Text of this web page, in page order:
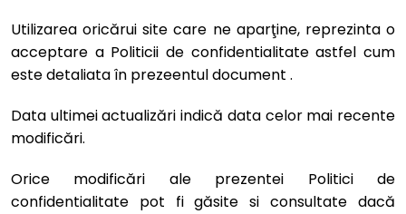
Utilizarea oricărui site care ne aparţine, reprezinta o
acceptare a Politicii de confidentialitate astfel cum
este detaliata în prezeentul document .
Data ultimei actualizări indică data celor mai recente
modificări.
Orice modificări ale prezentei Politici de
confidentialitate pot fi găsite si consultate dacă